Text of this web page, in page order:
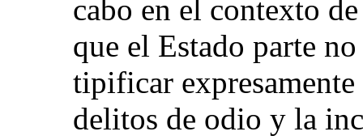
cabo en el contexto
que el Estado parte
tipificar
delitos de odio y la